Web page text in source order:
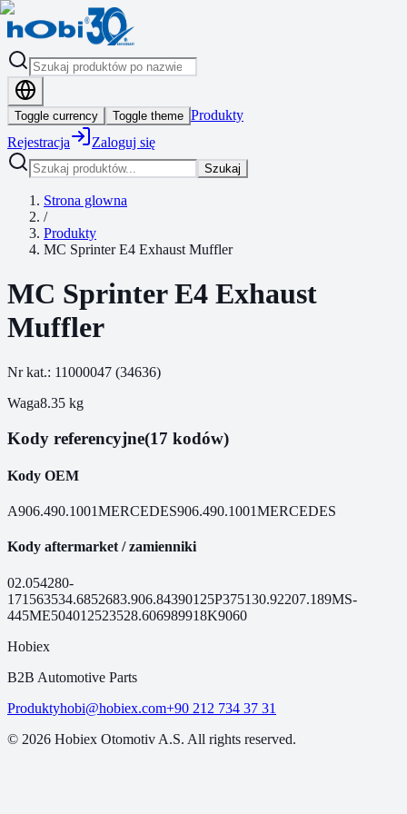
Toggle currency Toggle theme Produkty
Rejestracja
Zaloguj się
Szukaj
Strona glowna
/
Produkty
MC Sprinter E4 Exhaust Muffler
MC Sprinter E4 Exhaust
Muffler
Nr kat.: 11000047 (34636)
Waga8.35 kg
Kody referencyjne(17 kodów)
Kody OEM
A906.490.1001MERCEDES906.490.1001MERCEDES
Kody aftermarket / zamienniki
02.054280-
171 563534.6852683.906.84390125P375130.92207.189MS-
445ME50401 2523528.606989918K9060
Hobiex
B2B Automotive Parts
Produktyhobi@hobiex.com+90 212 734 37 31
© 2026 Hobiex Otomotiv A.S. All rights reserved.